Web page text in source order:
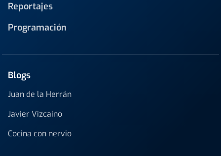
Reportajes
Programación
Blogs
Juan de la Herrán
Javier Vizcaino
Cocina con nervio